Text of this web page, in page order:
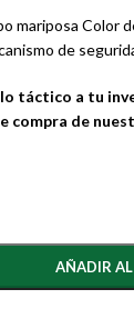
mariposa Color
de
táctico a tu
compra de
AÑADIR